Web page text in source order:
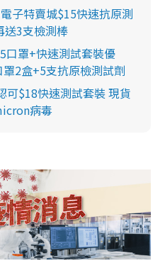
子特賣城$15快速抗原測
送3支檢測棒
口罩+快速測試套裝優
2盒+5支抗原檢測試劑
可$18快速測試套裝 現貨
病毒